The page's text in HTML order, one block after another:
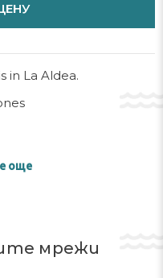
in La Aldea.
още
мрежи